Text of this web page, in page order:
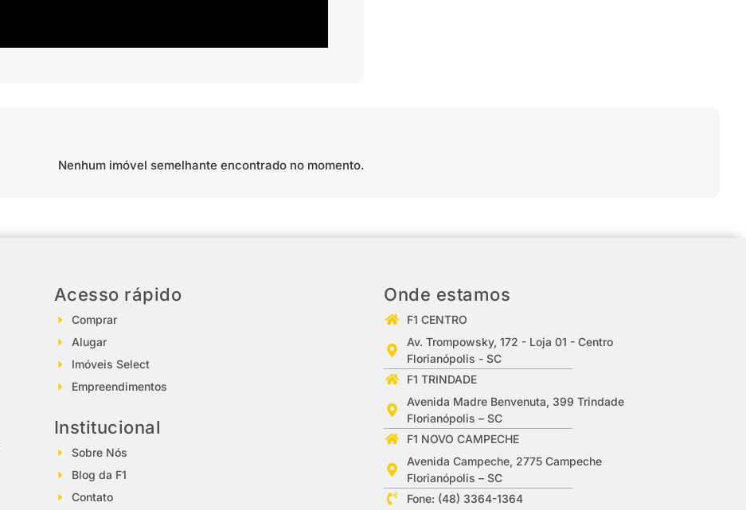
Nenhum imóvel semelhante encontrado no momento.
Acesso rápido
Comprar
Alugar
Imóveis Select
Empreendimentos
Institucional
Sobre Nós
Blog da F1
Contato
Onde estamos
F1 CENTRO
Av. Trompowsky, 172 - Loja 01 - Centro
Florianópolis - SC
F1 TRINDADE
Avenida Madre Benvenuta, 399 Trindade
Florianópolis – SC
F1 NOVO CAMPECHE
Avenida Campeche, 2775 Campeche
Florianópolis – SC
Fone: (48) 3364-1364